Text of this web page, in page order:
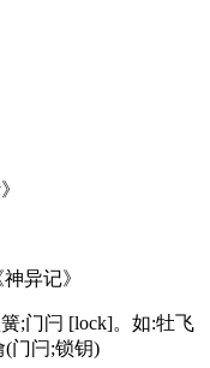
异记》
;门闩 [lock]。如:牡飞
(门闩;锁钥)